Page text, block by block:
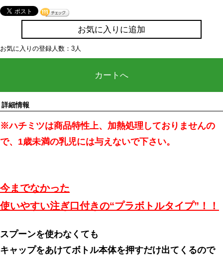
お気に入りに追加
お気に入りの登録人数：3人
カートへ
詳細情報
※ハチミツは商品特性上、加熱処理しておりませんの
で、1歳未満の乳児には与えないで下さい。
今までなかった
使いやすい注ぎ口付きの“プラボトルタイプ”！！
スプーンを使わなくても
キャップをあけてボトル本体を押すだけ出てくるので